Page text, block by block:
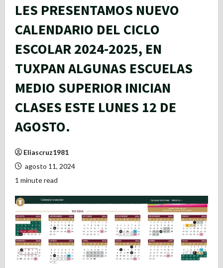
LES PRESENTAMOS NUEVO
CALENDARIO DEL CICLO
ESCOLAR 2024-2025, EN
TUXPAN ALGUNAS ESCUELAS
MEDIO SUPERIOR INICIAN
CLASES ESTE LUNES 12 DE
AGOSTO.
Eliascruz1981
agosto 11, 2024
1 minute read